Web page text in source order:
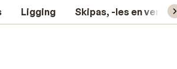
Ligging Skipas, -les en verhuur